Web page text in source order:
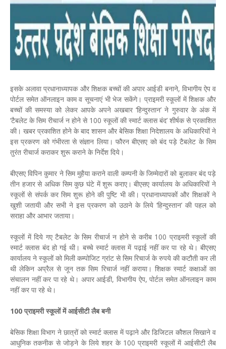
इसके अलावा प्रधानाध्यापक और शिक्षक बच्चों की अपार आईडी बनाने, विभागीय ऐप व
पोर्टल समेत ऑनलाइन काम व सूचनाएं भी भेज सकेंगे। प्राइमरी स्कूलों में शिक्षक और
बच्चों की समस्या को लेकर आपके अपने अखबार ‘हिन्दुस्तान’ ने गुरुवार के अंक में
‘टैबलेट के सिम रीचार्ज न होने से 100 स्कूलों की स्मार्ट क्लास बंद’ शीर्षक से प्रकाशित
की। खबर प्रकाशित होने के बाद शासन और बेसिक शिक्षा निदेशालय के अधिकारियों ने
इस प्रकरण को गंभीरता से संज्ञान लिया। फौरन बीएसए को बंद पड़े टैबलेट के सिम
तुरंत रीचार्ज कराकर शुरू कराने के निर्देश दिये।
बीएसए विपिन कुमार ने सिम मुहैया कराने वाली कम्पनी के जिम्मेदारों को बुलाकर बंद पड़े
तीन हजार से अधिक सिम कुछ घंटे में शुरू कराए। बीएसए कार्यालय के अधिकारियों ने
स्कूलों से संपर्क कर सिम शुरू होने की पुष्टि भी की। प्रधानाध्यापकों और शिक्षकों ने
खुशी जतायी और सभी ने इस प्रकरण को उठाने के लिये ‘हिन्दुस्तान’ की पहल को
सराहा और आभार जताया।
स्कूलों में दिये गए टैबलेट के सिम रीचार्ज न होने से करीब 100 प्राइमरी स्कूलों की
स्मार्ट क्लास बंद हो गई थी। बच्चे स्मार्ट क्लास में पढ़ाई नहीं कर पा रहे थे। बीएसए
कार्यालय ने स्कूलों को मिली कम्पोजिट ग्रांट से सिम रिचार्ज के रुपये की कटौती कर ली
थी लेकिन अप्रैल से जून तक सिम रिचार्ज नहीं कराया। शिक्षक स्मार्ट कक्षाओं का
संचालन नहीं कर पा रहे थे। अपार आईडी, विभागीय ऐप, पोर्टल समेत ऑनलाइन काम
नहीं कर पा रहे थे।
100 प्राइमरी स्कूलों में आईसीटी लैब बनी
बेसिक शिक्षा विभाग ने छात्रों को स्मार्ट क्लास में पढ़ाने और डिजिटल कौशल सिखाने व
आधुनिक तकनीक से जोड़ने के लिये शहर के 100 प्राइमरी स्कूलों में आईसीटी लैब